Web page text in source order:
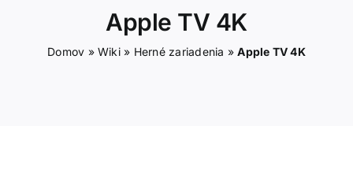
Apple TV 4K
Domov » Wiki» Herné zariadenia »Apple TV 4K